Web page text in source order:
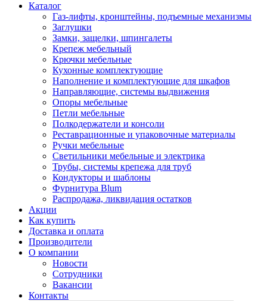
Каталог
Газ-лифты, кронштейны, подъемные механизмы
Заглушки
Замки, защелки, шпингалеты
Крепеж мебельный
Крючки мебельные
Кухонные комплектующие
Наполнение и комплектующие для шкафов
Направляющие, системы выдвижения
Опоры мебельные
Петли мебельные
Полкодержатели и консоли
Реставрационные и упаковочные материалы
Ручки мебельные
Светильники мебельные и электрика
Трубы, системы крепежа для труб
Кондукторы и шаблоны
Фурнитура Blum
Распродажа, ликвидация остатков
Акции
Как купить
Доставка и оплата
Производители
О компании
Новости
Сотрудники
Вакансии
Контакты